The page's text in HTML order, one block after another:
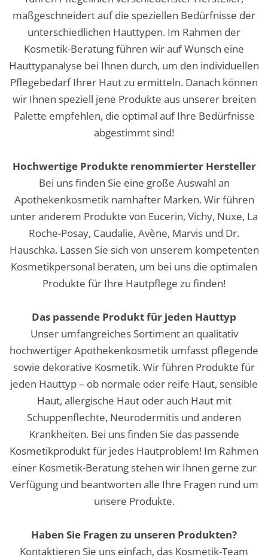
maßgeschneidert auf die speziellen Bedürfnisse der
unterschiedlichen Hauttypen. Im Rahmen der
Kosmetik-Beratung führen wir auf Wunsch eine
Hauttypanalyse bei Ihnen durch, um den individuellen
Pflegebedarf Ihrer Haut zu ermitteln. Danach können
wir Ihnen speziell jene Produkte aus unserer breiten
Palette empfehlen, die optimal auf Ihre Bedürfnisse
abgestimmt sind!
Hochwertige Produkte renommierter Hersteller
Bei uns finden Sie eine große Auswahl an
Apothekenkosmetik namhafter Marken. Wir führen
unter anderem Produkte von Eucerin, Vichy, Nuxe, La
Roche-Posay, Caudalie, Avène, Marvis und Dr.
Hauschka. Lassen Sie sich von unserem kompetenten
Kosmetikpersonal beraten, um bei uns die optimalen
Produkte für Ihre Hautpflege zu finden!
Das passende Produkt für jeden Hauttyp
Unser umfangreiches Sortiment an qualitativ
hochwertiger Apothekenkosmetik umfasst pflegende
sowie dekorative Kosmetik. Wir führen Produkte für
jeden Hauttyp – ob normale oder reife Haut, sensible
Haut, allergische Haut oder auch Haut mit
Schuppenflechte, Neurodermitis und anderen
Krankheiten. Bei uns finden Sie das passende
Kosmetikprodukt für jedes Hautproblem! Im Rahmen
einer Kosmetik-Beratung stehen wir Ihnen gerne zur
Verfügung und beantworten alle Ihre Fragen rund um
unsere Produkte.
Haben Sie Fragen zu unseren Produkten?
Kontaktieren Sie uns einfach, das Kosmetik-Team